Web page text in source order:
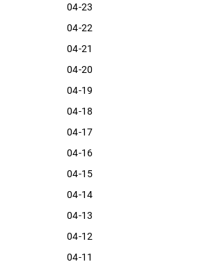
04-23
04-22
04-21
04-20
04-19
04-18
04-17
04-16
04-15
04-14
04-13
04-12
04-11